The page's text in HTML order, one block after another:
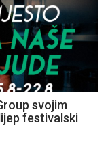
svojim
festivalski